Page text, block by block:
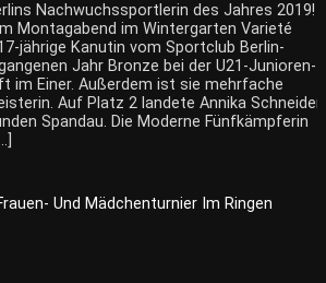
Nachwuchssportlerin des Jahres 2019!
Montagabend im Wintergarten Varieté
jährige Kanutin vom Sportclub Berlin-
Jahr Bronze bei der U21-Junioren-
im Einer. Außerdem ist sie mehrfache
Auf Platz 2 landete Annika Schneider
Spandau. Die Moderne Fünfkämpferin
Und Mädchenturnier Im Ringen